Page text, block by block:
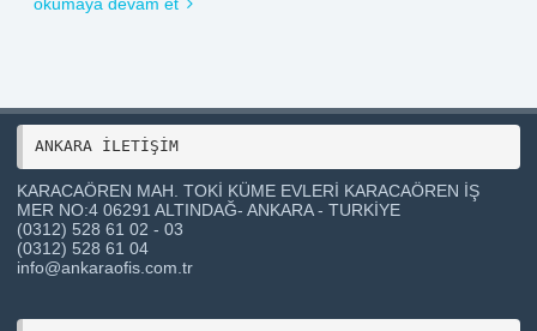
ANKARA İLETİŞİM
KARACAÖREN MAH. TOKİ KÜME EVLERİ KARACAÖREN İŞ
MER NO:4 06291 ALTINDAĞ- ANKARA - TURKİYE
(0312) 528 61 02 - 03
(0312) 528 61 04
info@ankaraofis.com.tr